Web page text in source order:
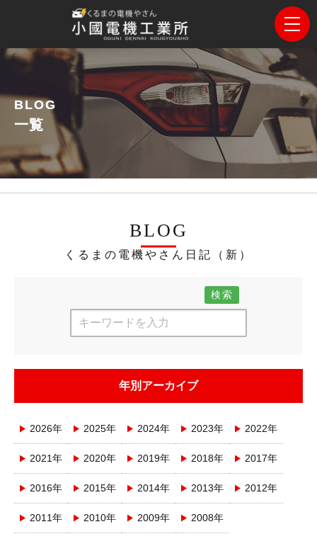
BLOG
一覧
BLOG
くるまの電機やさん日記（新）
検索
年別アーカイブ
2026年 2025年 2024年 2023年 2022年
2021年 2020年 2019年 2018年 2017年
2016年 2015年 2014年 2013年 2012年
2011年 2010年 2009年 2008年